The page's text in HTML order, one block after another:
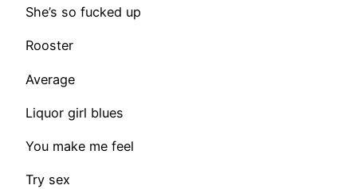
She’s so fucked up
Rooster
Average
Liquor girl blues
You make me feel
Try sex